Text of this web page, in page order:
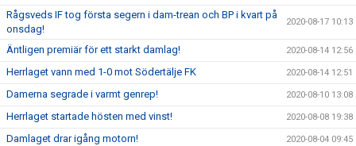
Rågsveds IF tog första segern i dam-trean och BP i kvart på
onsdag!
2020-08-17 10:13
Äntligen premiär för ett starkt damlag! 2020-08-14 12:56
Herrlaget vann med 1-0 mot Södertälje FK 2020-08-14 12:51
Damerna segrade i varmt genrep! 2020-08-10 13:08
Herrlaget startade hösten med vinst! 2020-08-08 19:38
Damlaget drar igång motorn! 2020-08-04 09:45